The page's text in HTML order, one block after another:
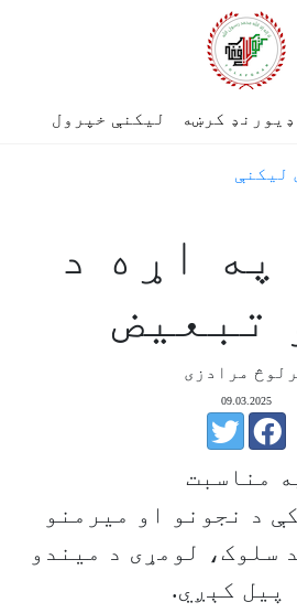
ډیورنډ کرښه لیکنې خپرول
ليکنې
په اړه د
تبعیض
مرادزی
09.03.2025
مناسبت
د نجونو او میرمنو
سلوک، لومړی د میندو
پیل کېږي.